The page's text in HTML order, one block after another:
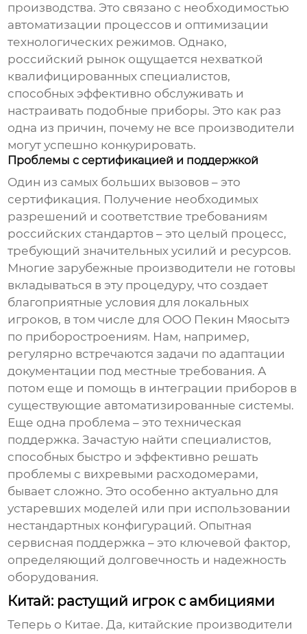
производства. Это связано с необходимостью
автоматизации процессов и оптимизации
технологических режимов. Однако,
российский рынок ощущается нехваткой
квалифицированных специалистов,
способных эффективно обслуживать и
настраивать подобные приборы. Это как раз
одна из причин, почему не все производители
могут успешно конкурировать.
Проблемы с сертификацией и поддержкой
Один из самых больших вызовов – это
сертификация. Получение необходимых
разрешений и соответствие требованиям
российских стандартов – это целый процесс,
требующий значительных усилий и ресурсов.
Многие зарубежные производители не готовы
вкладываться в эту процедуру, что создает
благоприятные условия для локальных
игроков, в том числе для ООО Пекин Мяосытэ
по приборостроениям. Нам, например,
регулярно встречаются задачи по адаптации
документации под местные требования. А
потом еще и помощь в интеграции приборов в
существующие автоматизированные системы.
Еще одна проблема – это техническая
поддержка. Зачастую найти специалистов,
способных быстро и эффективно решать
проблемы с вихревыми расходомерами,
бывает сложно. Это особенно актуально для
устаревших моделей или при использовании
нестандартных конфигураций. Опытная
сервисная поддержка – это ключевой фактор,
определяющий долговечность и надежность
оборудования.
Китай: растущий игрок с амбициями
Теперь о Китае. Да, китайские производители